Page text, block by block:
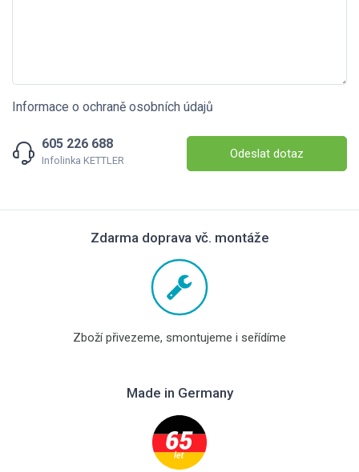
Informace o ochraně osobních údajů
605 226 688
Infolinka KETTLER Odeslat dotaz
Zdarma doprava vč. montáže
Zboží přivezeme, smontujeme i seřídíme
Made in Germany